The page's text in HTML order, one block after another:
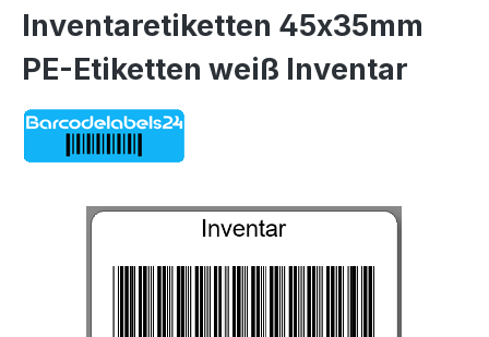
Inventaretiketten 45x35mm
PE-Etiketten weiß Inventar
Bildergalerie überspringen